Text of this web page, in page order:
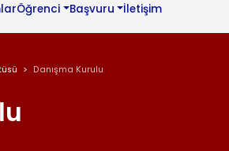
Öğrenci Başvuru İletişim
Danışma Kurulu